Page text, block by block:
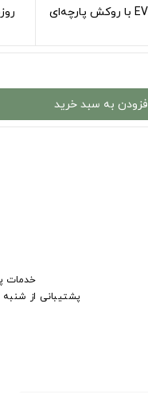
به سبد خرید
خدمات
پشتیبانی از شنبه تا